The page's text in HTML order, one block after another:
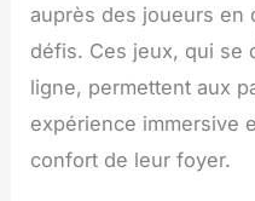
auprès des joueurs en
défis. Ces jeux, qui se
ligne, permettent aux
expérience immersive
confort de leur foyer.